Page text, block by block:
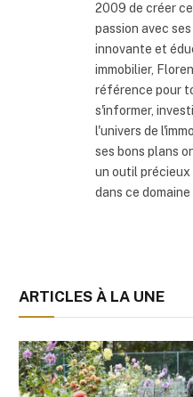
2009 de créer
passion avec
innovante et
immobilier,
référence pour
s'informer,
l'univers de
ses bons plans
un outil
dans ce
ARTICLES À LA UNE